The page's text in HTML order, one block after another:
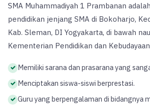
SMA Muhammadiyah 1 Prambanan
pendidikan jenjang SMA di Bokoharjo,
Kab. Sleman, DI Yogyakarta, di bawah
Kementerian Pendidikan dan
Memiliki sarana dan prasarana yang
Menciptakan siswa-siswi berprestasi.
Guru yang berpengalaman di bidangnya